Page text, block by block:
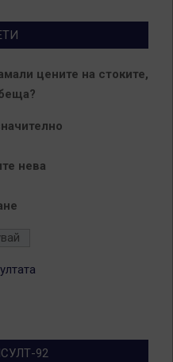
цените на стоките,
нева
92